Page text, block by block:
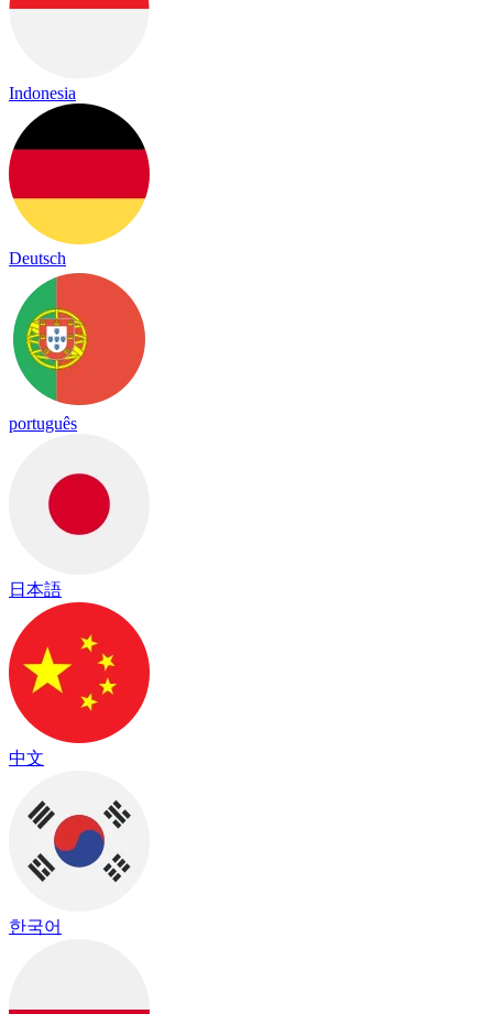
Indonesia
Deutsch
português
日本語
中文
한국어